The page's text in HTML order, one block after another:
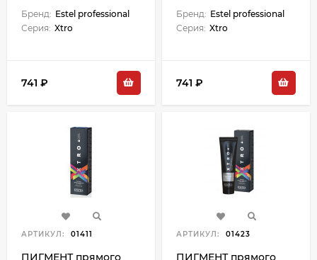
Бренд: Estel professional
Серия: Xtro
741 ₽
Бренд: Estel professional
Серия: Xtro
741 ₽
АРТИКУЛ: 01411
ПИГМЕНТ прямого
АРТИКУЛ: 01423
ПИГМЕНТ прямого